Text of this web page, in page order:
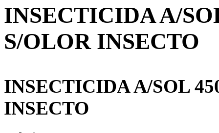
INSECTICIDA A/
S/OLOR INSECTO
INSECTICIDA A/SOL
INSECTO